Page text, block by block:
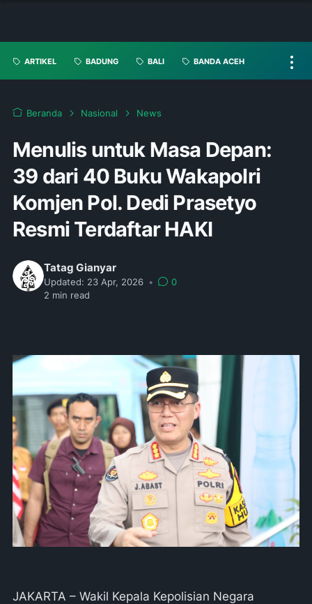
ARTIKEL BADUNG BALI BANDA ACEH
Beranda Nasional News
Menulis untuk Masa Depan:
39 dari 40 Buku Wakapolri
Komjen Pol. Dedi Prasetyo
Resmi Terdaftar HAKI
Tatag Gianyar
Updated: 23 Apr, 2026 •
0
2 min read
JAKARTA – Wakil Kepala Kepolisian Negara